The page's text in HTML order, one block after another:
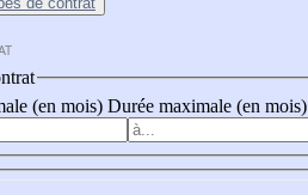
(en mois) Durée maximale (en mois)